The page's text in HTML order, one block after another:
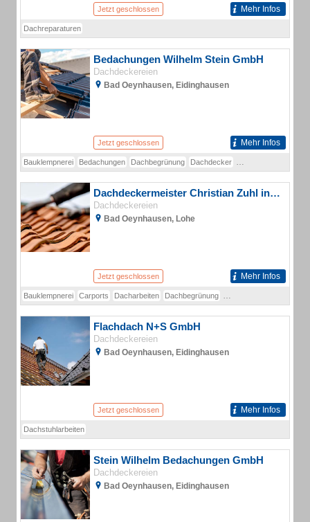
Jetzt geschlossen Mehr Infos
Dachreparaturen
Bedachungen Wilhelm Stein GmbH
Dachdeckereien
Bad Oeynhausen, Eidinghausen
Jetzt geschlossen Mehr Infos
Bauklempnerei Bedachungen Dachbegrünung Dachdecker
Dachdeckermeister Christian Zuhl in Bad Oeynhausen
Dachdeckereien
Bad Oeynhausen, Lohe
Jetzt geschlossen Mehr Infos
Bauklempnerei Carports Dacharbeiten Dachbegrünung
Flachdach N+S GmbH
Dachdeckereien
Bad Oeynhausen, Eidinghausen
Jetzt geschlossen Mehr Infos
Dachstuhlarbeiten
Stein Wilhelm Bedachungen GmbH
Dachdeckereien
Bad Oeynhausen, Eidinghausen